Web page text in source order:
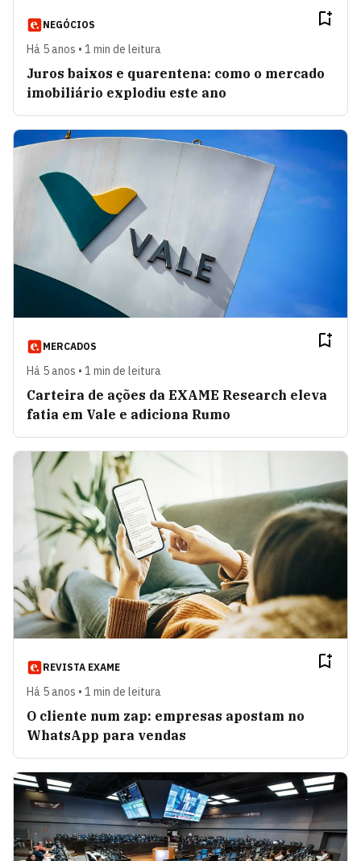
NEGÓCIOS
Há 5 anos • 1 min de leitura
Juros baixos e quarentena: como o mercado
imobiliário explodiu este ano
MERCADOS
Há 5 anos • 1 min de leitura
Carteira de ações da EXAME Research eleva
fatia em Vale e adiciona Rumo
REVISTA EXAME
Há 5 anos • 1 min de leitura
O cliente num zap: empresas apostam no
WhatsApp para vendas